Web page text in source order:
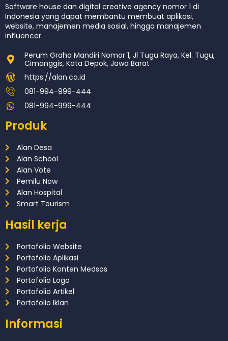
Software house dan digital creative agency nomor 1 di
Indonesia yang dapat membantu membuat aplikasi,
website, manajemen media sosial, hingga manajemen
influencer.
Perum Graha Mandiri Nomor 1, Jl Tugu Raya, Kel. Tugu,
Cimanggis, Kota Depok, Jawa Barat
https://alan.co.id
081-994-999-444
081-994-999-444
Produk
Alan Desa
Alan School
Alan Vote
Pemilu Now
Alan Hospital
Smart Tourism
Hasil kerja
Portofolio Website
Portofolio Aplikasi
Portofolio Konten Medsos
Portofolio Logo
Portofolio Artikel
Portofolio Iklan
Informasi